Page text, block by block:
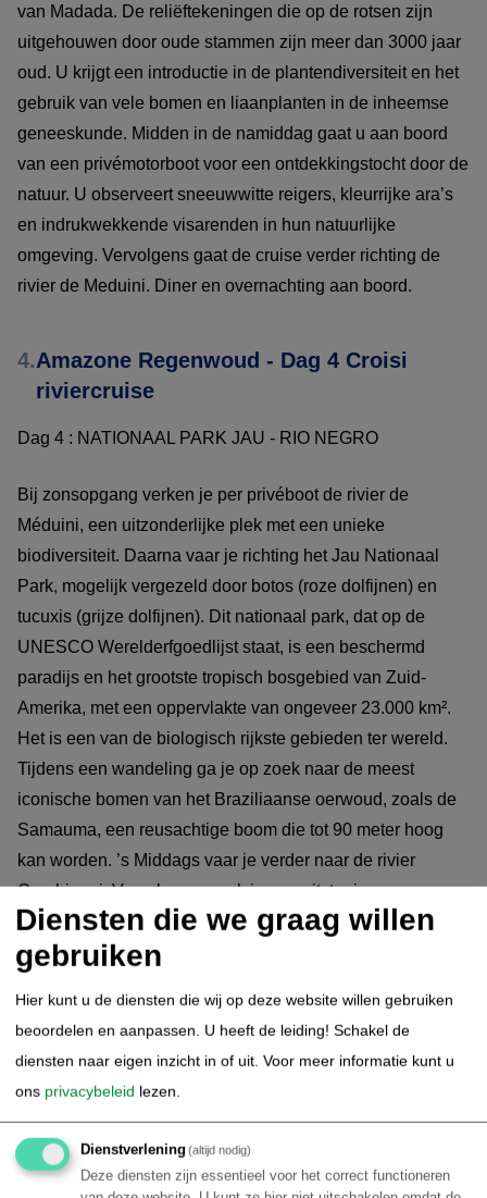
van Madada. De reliëftekeningen die op de rotsen zijn
uitgehouwen door oude stammen zijn meer dan 3000 jaar
oud. U krijgt een introductie in de plantendiversiteit en het
gebruik van vele bomen en liaanplanten in de inheemse
geneeskunde. Midden in de namiddag gaat u aan boord
van een privémotorboot voor een ontdekkingstocht door de
natuur. U observeert sneeuwwitte reigers, kleurrijke ara’s
en indrukwekkende visarenden in hun natuurlijke
omgeving. Vervolgens gaat de cruise verder richting de
rivier de Meduini. Diner en overnachting aan boord.
4.Amazone Regenwoud - Dag 4 Croisi
riviercruise
Dag 4 : NATIONAAL PARK JAU - RIO NEGRO
Bij zonsopgang verken je per privéboot de rivier de
Méduini, een uitzonderlijke plek met een unieke
biodiversiteit. Daarna vaar je richting het Jau Nationaal
Park, mogelijk vergezeld door botos (roze dolfijnen) en
tucuxis (grijze dolfijnen). Dit nationaal park, dat op de
UNESCO Werelderfgoedlijst staat, is een beschermd
paradijs en het grootste tropisch bosgebied van Zuid-
Amerika, met een oppervlakte van ongeveer 23.000 km².
Het is een van de biologisch rijkste gebieden ter wereld.
Tijdens een wandeling ga je op zoek naar de meest
iconische bomen van het Braziliaanse oerwoud, zoals de
Samauma, een reusachtige boom die tot 90 meter hoog
kan worden. ’s Middags vaar je verder naar de rivier
Carabineni. Vervolgens maak je een uitstapje per
privéboot om de wateren van de Carabineni en zijn fauna
te verkennen. Diner en overnachting aan boord.
5.Amazone Regenwoud - Dag 5 Croisi
riviercruise
Dag 5 : RIVIER JAU - LOKALE GEMEENSCHAP
Bij zonsopgang stapt u aan boord van een privaat bootje
om de flora en fauna te ontdekken. Vervolgens ontmoet u
Diensten die we graag willen
gebruiken
Hier kunt u de diensten die wij op deze website willen gebruiken
beoordelen en aanpassen. U heeft de leiding! Schakel de
diensten naar eigen inzicht in of uit. Voor meer informatie kunt u
ons privacybeleid lezen.
Dienstverlening(altijd nodig)
Deze diensten zijn essentieel voor het correct functioneren